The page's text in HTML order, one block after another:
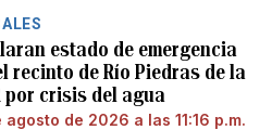
estado de emergencia
recinto de Río Piedras de la
por crisis del agua
agosto de 2026 a las 11:16 p.m.